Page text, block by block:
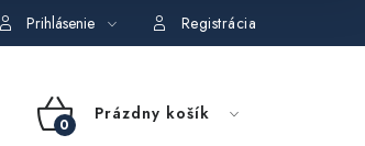
podmienky požičovne náradia
Prihlásenie Registrácia
NÁKUPNÝ
Prázdny košík